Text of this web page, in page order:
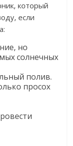
который
если
но
солнечных
полив.
просох